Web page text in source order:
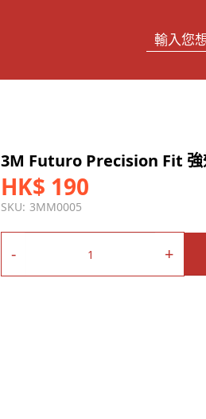
3M Futuro Precision Fit 強
HK$ 190
SKU: 3MM0005
- +